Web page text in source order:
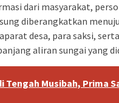
dari masyarakat,
diberangkatkan
desa, para saksi,
aliran sungai yang
Tengah Musibah, Prima